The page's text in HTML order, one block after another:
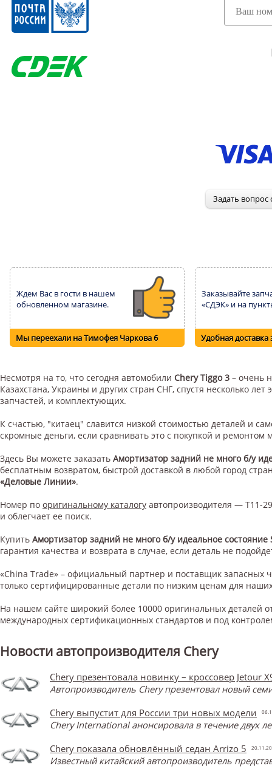
Ждем Вас в гости в нашем
обновленном магазине.
Мы переехали на Тимофея Чаркова 6
Заказывайте
«СДЭК» и на
Удобная доставка
Несмотря на то, что сегодня автомобили Chery Tiggo 3 – очень
Казахстана, Украины и других стран СНГ, спустя несколько
запчастей, и комплектующих.
К счастью, "китаец" славится низкой стоимостью деталей и
скромные деньги, если сравнивать это с покупкой и
Здесь Вы можете заказать Амортизатор задний не много б/у
бесплатным возвратом, быстрой доставкой в любой город
«Деловые Линии».
Номер по оригинальному каталогу автопроизводителя — T11-
и облегчает ее поиск.
Купить Амортизатор задний не много б/у идеальное состояние
гарантия качества и возврата в случае, если деталь не
«China Trade» – официальный партнер и поставщик запасных
только сертифицированные детали по низким ценам для
На нашем сайте широкий более 10000 оригинальных деталей
международных сертификационных стандартов и под
Новости автопроизводителя Chery
Chery презентовала новинку – кроссовер Jetour
Автопроизводитель Chery презентовал новый
Chery выпустит для России три новых модели
Chery International анонсировала в течение двух
Chery показала обновлённый седан Arrizo 5
Известный китайский автопроизводитель